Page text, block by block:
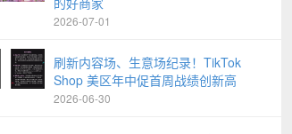
2026-07-01
刷新内容场、生意场纪录！TikTok
Shop 美区年中促首周战绩创新高
2026-06-30